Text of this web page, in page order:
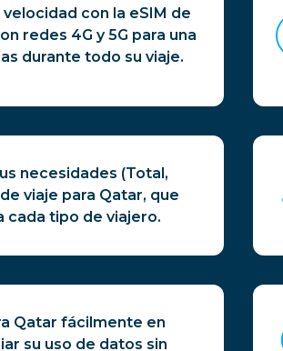
con la eSIM de
redes 4G y 5G para una
durante todo su viaje.
necesidades (Total,
viaje para Qatar, que
cada tipo de viajero.
Qatar fácilmente en
su uso de datos sin